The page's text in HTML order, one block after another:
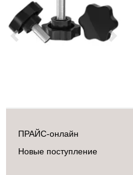
Previous Next
ПРАЙС-онлайн
Новые поступление